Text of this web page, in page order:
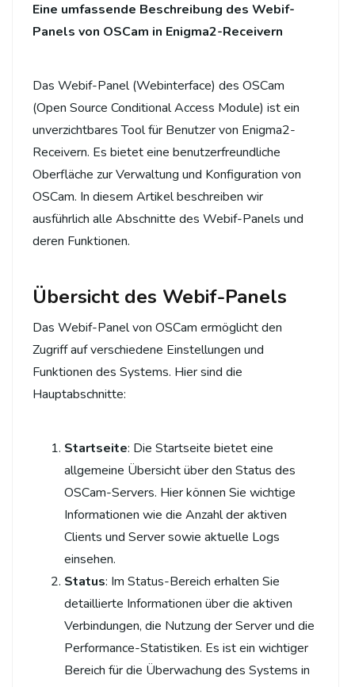
Eine umfassende Beschreibung des Webif-
Panels von OSCam in Enigma2-Receivern
Das Webif-Panel (Webinterface) des OSCam
(Open Source Conditional Access Module) ist ein
unverzichtbares Tool für Benutzer von Enigma2-
Receivern. Es bietet eine benutzerfreundliche
Oberfläche zur Verwaltung und Konfiguration von
OSCam. In diesem Artikel beschreiben wir
ausführlich alle Abschnitte des Webif-Panels und
deren Funktionen.
Übersicht des Webif-Panels
Das Webif-Panel von OSCam ermöglicht den
Zugriff auf verschiedene Einstellungen und
Funktionen des Systems. Hier sind die
Hauptabschnitte:
Startseite: Die Startseite bietet eine
allgemeine Übersicht über den Status des
OSCam-Servers. Hier können Sie wichtige
Informationen wie die Anzahl der aktiven
Clients und Server sowie aktuelle Logs
einsehen.
Status: Im Status-Bereich erhalten Sie
detaillierte Informationen über die aktiven
Verbindungen, die Nutzung der Server und die
Performance-Statistiken. Es ist ein wichtiger
Bereich für die Überwachung des Systems in